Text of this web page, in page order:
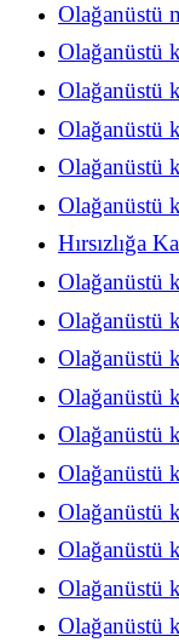
Olağanüstü
refah
Olağanüstü
refah
Olağanüstü
refah
Olağanüstü
refah
Olağanüstü
refah
Olağanüstü
refah
Hırsızlığa
(Hepsini
Olağanüstü
refah
Olağanüstü
refah
Olağanüstü
refah
Olağanüstü
refah
Olağanüstü
refah
Olağanüstü
refah
Olağanüstü
refah
Olağanüstü
refah
Olağanüstü
refah
Olağanüstü